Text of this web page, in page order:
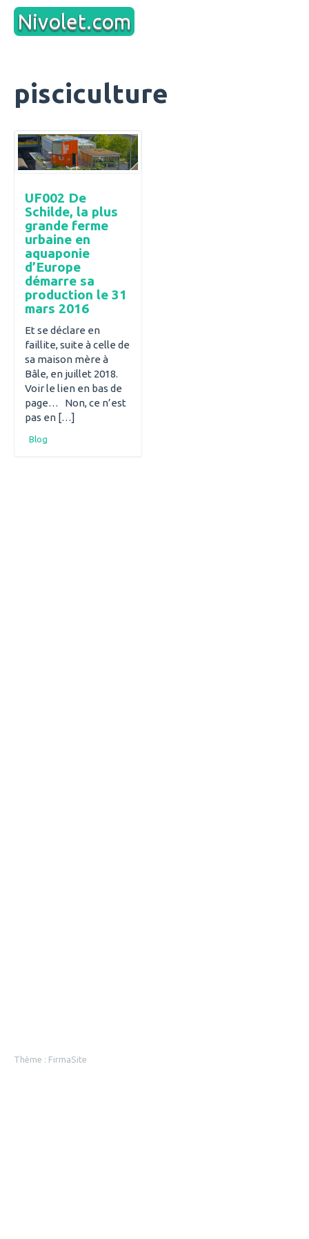
Aller
contenu
Nivolet.com
pisciculture
UF002 De
Schilde, la plus
grande ferme
urbaine en
aquaponie
d’Europe
démarre sa
production le 31
mars 2016
Et se déclare en
faillite, suite à celle de
sa maison mère à
Bâle, en juillet 2018.
Voir le lien en bas de
page… Non, ce n’est
pas en […]
Blog
Thème : FirmaSite